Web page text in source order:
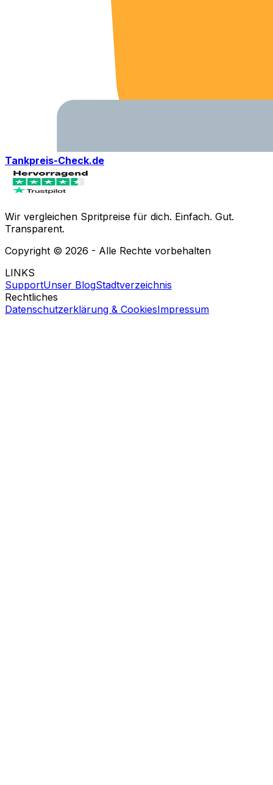
Tankpreis-Check.de
Wir vergleichen Spritpreise für dich. Einfach. Gut.
Transparent.
Copyright © 2026 - Alle Rechte vorbehalten
LINKS
SupportUnser BlogStadtverzeichnis
Rechtliches
Datenschutzerklärung & CookiesImpressum